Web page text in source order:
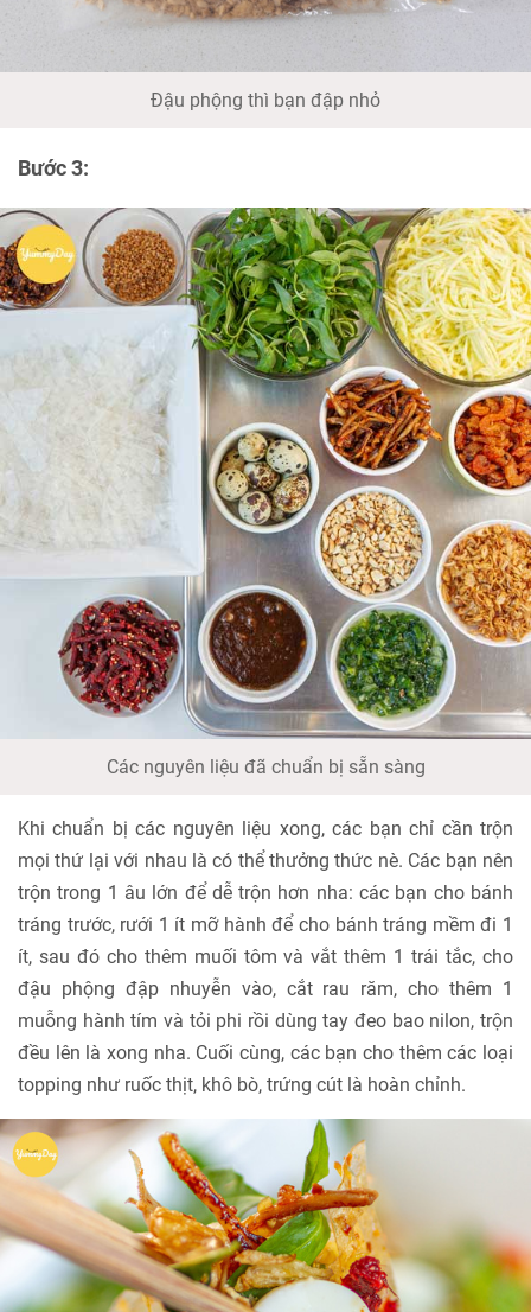
Đậu phộng thì bạn đập nhỏ
Bước 3:
Các nguyên liệu đã chuẩn bị sẵn sàng
Khi chuẩn bị các nguyên liệu xong, các bạn chỉ cần trộn
mọi thứ lại với nhau là có thể thưởng thức nè. Các bạn nên
trộn trong 1 âu lớn để dễ trộn hơn nha: các bạn cho bánh
tráng trước, rưới 1 ít mỡ hành để cho bánh tráng mềm đi 1
ít, sau đó cho thêm muối tôm và vắt thêm 1 trái tắc, cho
đậu phộng đập nhuyễn vào, cắt rau răm, cho thêm 1
muỗng hành tím và tỏi phi rồi dùng tay đeo bao nilon, trộn
đều lên là xong nha. Cuối cùng, các bạn cho thêm các loại
topping như ruốc thịt, khô bò, trứng cút là hoàn chỉnh.